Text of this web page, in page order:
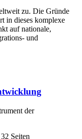
zu. Die Gründe
in dieses komplexe
auf nationale,
und
der
Seiten